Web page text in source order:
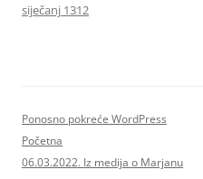
siječanj 1312
Ponosno pokreće WordPress
Početna
06.03.2022. Iz medija o Marjanu